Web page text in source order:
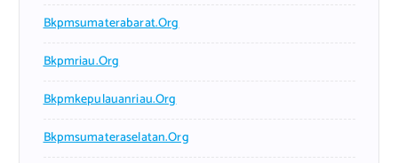
Bkpmsumaterabarat.org
Bkpmriau.org
Bkpmkepulauanriau.org
Bkpmsumateraselatan.org